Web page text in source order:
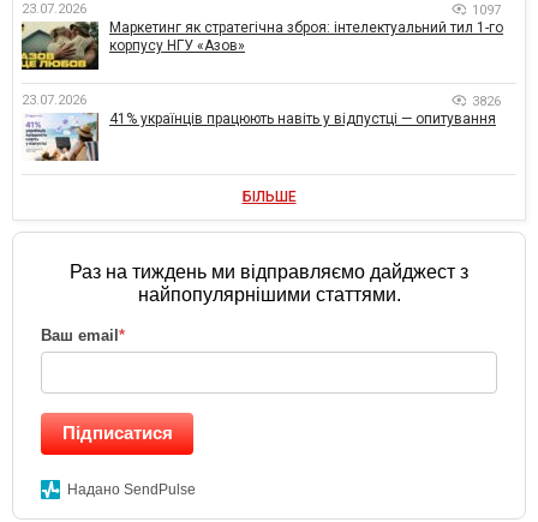
23.07.2026 1097
Маркетинг як стратегічна зброя: інтелектуальний тил 1-го
корпусу НГУ «Азов»
23.07.2026 3826
41% українців працюють навіть у відпустці — опитування
БІЛЬШЕ
Раз на тиждень ми відправляємо дайджест з
найпопулярнішими статтями.
Ваш email *
Підписатися
Надано SendPulse